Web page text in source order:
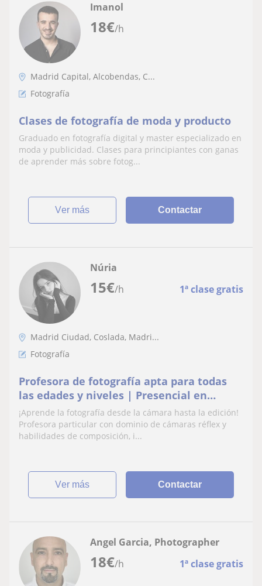
18€/h
Imanol
Madrid Capital, Alcobendas, C...
Fotografía
Clases de fotografía de moda y producto
Graduado en fotografía digital y master especializado en
moda y publicidad. Clases para principiantes con ganas
de aprender más sobre fotog...
ver más Contactar
15€/h 1ª clase gratis
Núria
Madrid Ciudad, Coslada, Madri...
Fotografía
Profesora de fotografía apta para todas
las edades y niveles | Presencial en
Madrid y Online
¡Aprende la fotografía desde la cámara hasta la edición!
Profesora particular con dominio de cámaras réflex y
habilidades de composición, i...
ver más Contactar
18€/h 1ª clase gratis
Angel Garcia, Photographer